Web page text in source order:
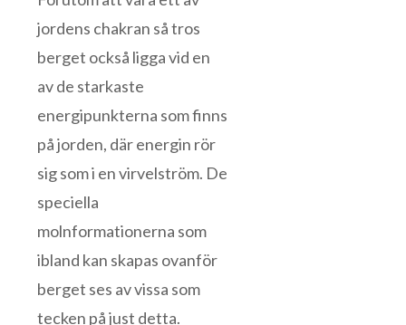
jordens chakran så tros
berget också ligga vid en
av de starkaste
energipunkterna som finns
på jorden, där energin rör
sig som i en virvelström. De
speciella
molnformationerna som
ibland kan skapas ovanför
berget ses av vissa som
tecken på just detta.